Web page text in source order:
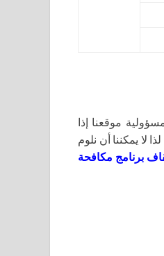
موقعنا إذا
لا يمكننا أن نلوم
برنامج مكافحة